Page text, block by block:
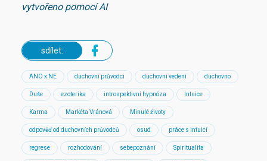
vytvořeno pomocí AI
sdílet:
ANO x NE duchovní průvodci duchovní vedení duchovno
Duše ezoterika introspektivní hypnóza Intuice
Karma Markéta Vránová Minulé životy
odpověď od duchovních průvodců osud práce s intuicí
regrese rozhodování sebepoznání Spiritualita